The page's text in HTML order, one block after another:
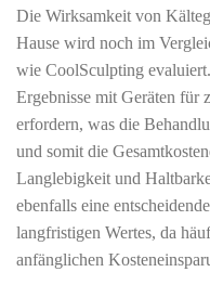
Die Wirksamkeit von
Hause wird noch im
wie CoolSculpting
Ergebnisse mit Geräten für
erfordern, was die
und somit die
Langlebigkeit und
ebenfalls eine
langfristigen Wertes, da
anfänglichen